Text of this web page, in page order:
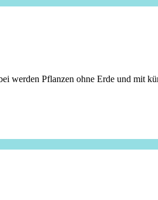
werden Pflanzen ohne Erde und mit